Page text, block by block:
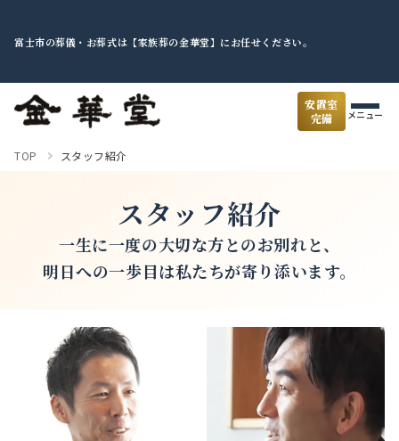
富士市の葬儀・お葬式は【家族葬の金華堂】にお任せください。
安置室
完備
メニュー
TOP スタッフ紹介
スタッフ紹介
一生に一度の大切な方とのお別れと、
明日への一歩目は私たちが寄り添います。